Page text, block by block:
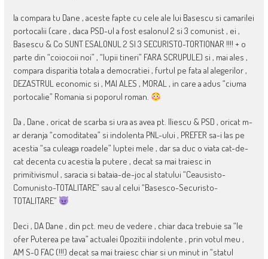
Ia compara tu Dane , aceste fapte cu cele ale lui Basescu si camarilei
portocalii (care , daca PSD-ul a fost esalonul 2 si 3 comunist , ei ,
Basescu & Co SUNT ESALONUL 2 SI 3 SECURISTO-TORTIONAR !!!! + o
parte din “coiocoii noi” , “lupii tineri” FARA SCRUPULE) si , mai ales ,
compara disparitia totala a democratiei , furtul pe fata al alegerilor ,
DEZASTRUL economic si , MAI ALES , MORAL , in care a adus “ciuma
portocalie” Romania si poporul roman.
Da , Dane , oricat de scarba si ura as avea pt. Iliescu & PSD , oricat m-
ar deranja “comoditatea” si indolenta PNL-ului , PREFER sa-i las pe
acestia “sa culeaga roadele” luptei mele , dar sa duc o viata cat-de-
cat decenta cu acestia la putere , decat sa mai traiesc in
primitivismul , saracia si bataia-de-joc al statului “Ceausisto-
Comunisto-TOTALITARE” sau al celui “Basesco-Securisto-
TOTALITARE”
Deci , DA Dane , din pct. meu de vedere , chiar daca trebuie sa “le
ofer Puterea pe tava” actualei Opozitii indolente , prin votul meu ,
AM S-O FAC (!!!) decat sa mai traiesc chiar si un minut in “statul